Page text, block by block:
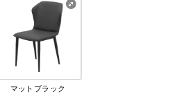
マットブラック